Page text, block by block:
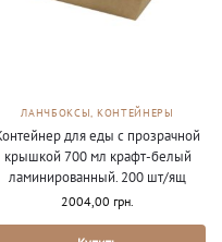
ЛАНЧБОКСЫ, КОНТЕЙНЕРЫ
для еды с прозрачной
крышкой 700 мл крафт-белый
ламинированный. 200 шт/ящ
2004,00 грн.